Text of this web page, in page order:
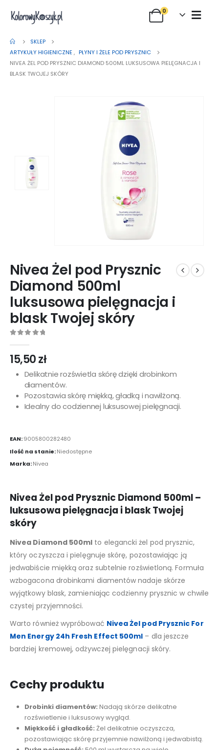
0
SKLEP
ARTYKUŁY HIGIENICZNE , PŁYNY I ŻELE POD PRYSZNIC
NIVEA ŻEL POD PRYSZNIC DIAMOND 500ML LUKSUSOWA PIELĘGNACJA I
BLASK TWOJEJ SKÓRY
Nivea Żel pod Prysznic
Diamond 500ml
luksusowa pielęgnacja i
blask Twojej skóry
15,50zł
Delikatnie rozświetla skórę dzięki drobinkom
diamentów.
Pozostawia skórę miękką, gładką i nawilżoną.
Idealny do codziennej luksusowej pielęgnacji.
EAN:9005800282480
Ilość na stanie:Niedostępne
Marka:Nivea
Nivea Żel pod Prysznic Diamond 500ml –
luksusowa pielęgnacja i blask Twojej
skóry
Nivea Diamond 500ml to elegancki żel pod prysznic,
który oczyszcza i pielęgnuje skórę, pozostawiając ją
jedwabiście miękką oraz subtelnie rozświetloną. Formuła
wzbogacona drobinkami diamentów nadaje skórze
wyjątkowy blask, zamieniając codzienny prysznic w chwile
czystej przyjemności.
Warto również wypróbować Nivea Żel pod Prysznic For
Men Energy 24h Fresh Effect 500ml – dla jeszcze
bardziej kremowej, odżywczej pielęgnacji skóry.
Cechy produktu
Drobinki diamentów: Nadają skórze delikatne
rozświetlenie i luksusowy wygląd.
Miękkość i gładkość: Żel delikatnie oczyszcza,
pozostawiając skórę przyjemnie nawilżoną i jedwabistą.